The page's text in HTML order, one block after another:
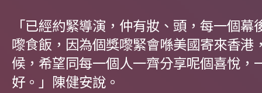
「已經約緊導演，仲有妝、頭，每一個幕
嚟食飯，因為個獎嚟緊會喺美國寄來香港
候，希望同每一個人一齊分享呢個喜悅，
好。」陳健安說。